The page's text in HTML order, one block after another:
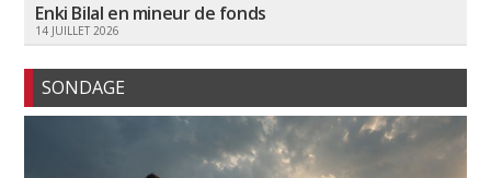
Enki Bilal en mineur de fonds
14 JUILLET 2026
SONDAGE